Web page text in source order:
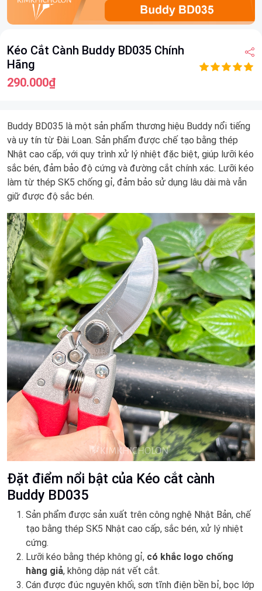
of
Kéo Cắt Cành Buddy BD035 Chính
Hãng
290.000₫
Buddy BD035 là một sản phẩm thương hiệu Buddy nổi tiếng
và uy tín từ Đài Loan. Sản phẩm được chế tạo bằng thép
Nhật cao cấp, với quy trình xử lý nhiệt đặc biệt, giúp lưỡi kéo
sắc bén, đảm bảo độ cứng và đường cắt chính xác. Lưỡi kéo
làm từ thép SK5 chống gỉ, đảm bảo sử dụng lâu dài mà vẫn
giữ được độ sắc bén.
Đặt điểm nổi bật của Kéo cắt cành
Buddy BD035
Sản phẩm được sản xuất trên công nghệ Nhật Bản, chế
tạo bằng thép SK5 Nhật cao cấp, sắc bén, xử lý nhiệt
cứng.
Lưỡi kéo bằng thép không gỉ, có khắc logo chống
hàng giả, không dập nát vết cắt.
Cán được đúc nguyên khối, sơn tĩnh điện bền bỉ, bọc lớp